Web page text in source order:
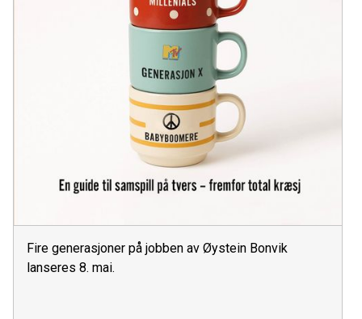
Fire generasjoner på jobben av Øystein Bonvik
lanseres 8. mai.